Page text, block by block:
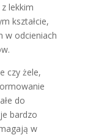
lekkim
kształcie,
w odcieniach
czy żele,
do
bardzo
w